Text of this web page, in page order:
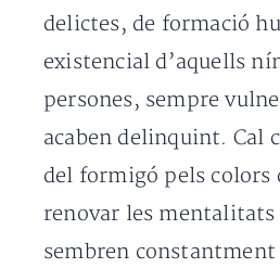
delictes, de formació
existencial d’aquells
persones, sempre
acaben delinquint. Cal
del formigó pels colors
renovar les mentalitats
sembren constantment